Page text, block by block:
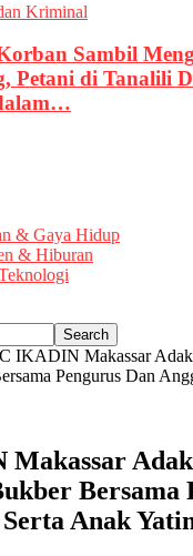
Kriminal
Sambil
Petani di Tanalili
& Gaya Hidup
& Hiburan
IKADIN Makassar
Pengurus Dan
Bersama
Anak